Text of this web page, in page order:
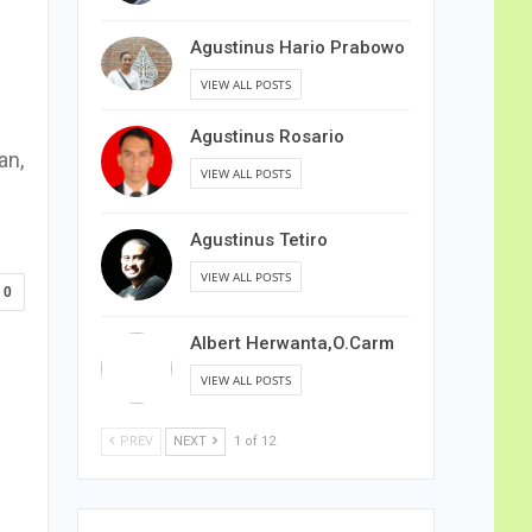
0
Agustinus Hario Prabowo
VIEW ALL POSTS
Agustinus Rosario
VIEW ALL POSTS
Agustinus Tetiro
VIEW ALL POSTS
Albert Herwanta,O.Carm
VIEW ALL POSTS
PREV NEXT 1 of 12